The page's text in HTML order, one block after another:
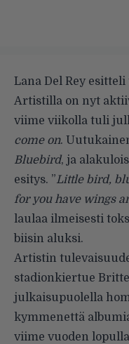
Lana Del Rey
Artistilla on nyt
viime viikolla tuli
come on.
Bluebird, ja
esitys. ”Little bird,
for you have wings
laulaa ilmeisesti
biisin aluksi.
Artistin
stadionkiertue
julkaisupuolella
kymmenettä
viime vuoden